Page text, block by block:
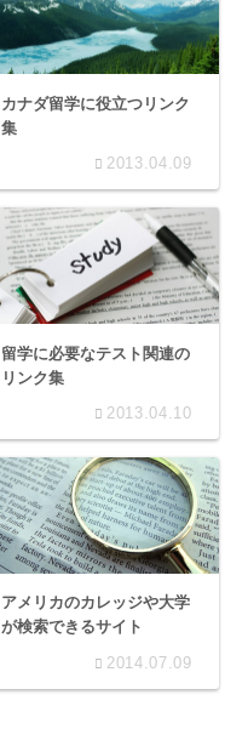
カナダ留学に役立つリンク
集
2013.04.09
留学に必要なテスト関連の
リンク集
2013.04.10
アメリカのカレッジや大学
が検索できるサイト
2014.07.09